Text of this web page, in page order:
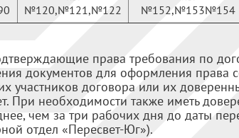
№120,№121,№122
№152,№153№154
права требования по
документов для оформления права
участников договора или их
При необходимости также иметь
чем за три рабочих дня до даты
отдел «Пересвет-Юг»).